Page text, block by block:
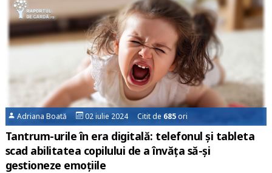
Adriana Boată 02 iulie 2024 Citit de 685ori
Tantrum-urile în era digitală: telefonul și tableta
scad abilitatea copilului de a învăța să-și
gestioneze emoțiile